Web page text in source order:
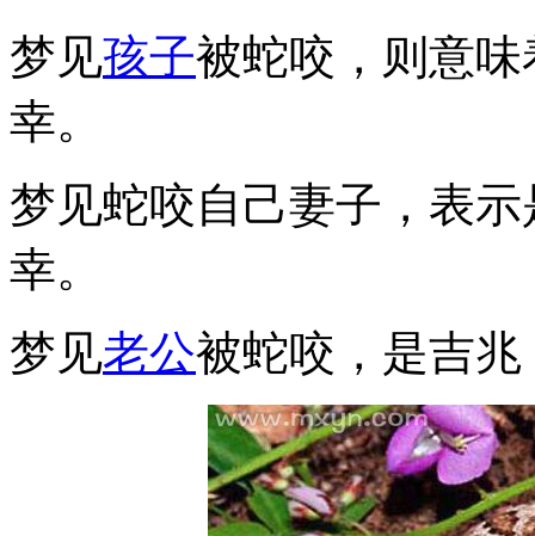
梦见孩子被蛇咬，则意
幸。
梦见蛇咬自己妻子，表
幸。
梦见老公被蛇咬，是吉